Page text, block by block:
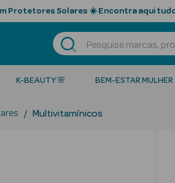
Protetores Solares ☀️ Encontra aqui
K-BEAUTY 🌸 BEM-ESTAR MULHER
Multivitamínicos